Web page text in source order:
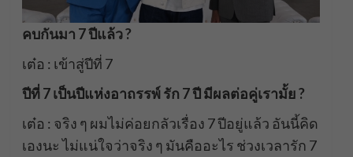
คบกันมา 7 ปีแล้ว ?
เต๋อ : เข้าสู่ปีที่ 7
ปีที่ 7 เป็นปีแห่งอาถรรพ์ รัก 7 ปี มีผลต่อคู่เรามั้ย ?
เต๋อ : จริง ๆ ผมไม่ค่อยกลัวเรื่อง 7 ปีอยู่แล้ว อันนี้คิด
เองนะ ไม่แน่ใจว่าจริง ๆ มันคืออะไร ช่วงเวลารัก 7